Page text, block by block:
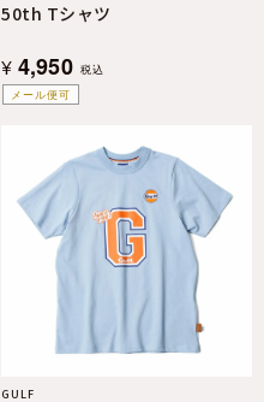
メール便可
50th Tシャツ
¥ 4,950 税込
GULF